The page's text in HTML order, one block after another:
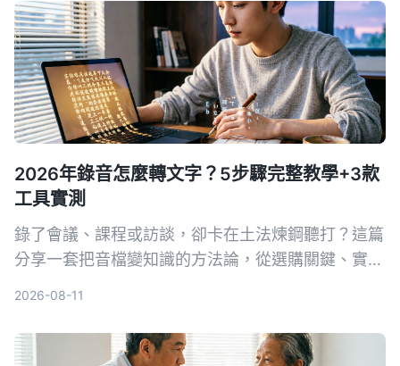
2026年錄音怎麼轉文字？5步驟完整教學+3款
工具實測
錄了會議、課程或訪談，卻卡在土法煉鋼聽打？這篇
分享一套把音檔變知識的方法論，從選購關鍵、實測
2026-08-11